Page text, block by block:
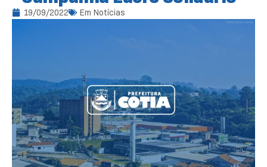
19/09/2022 Em Notícias